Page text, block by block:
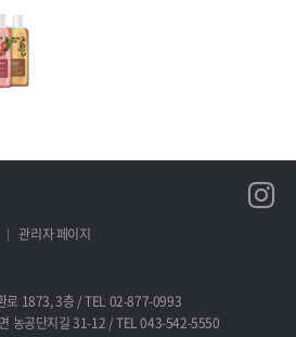
관리자 페이지
로 1873, 3층 / TEL 02-877-0993
농공단지길 31-12 / TEL 043-542-5550